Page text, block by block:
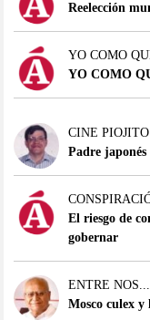
Reelección
YO COMO
YO COMO
CINE PIOJITO
Padre japonés
El riesgo de
gobernar
ENTRE NOS...
Mosco culex